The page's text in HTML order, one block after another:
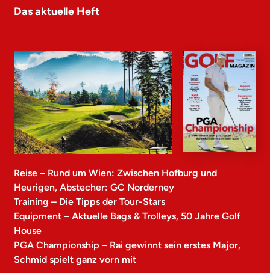
Das aktuelle Heft
Reise – Rund um Wien: Zwischen Hofburg und
Heurigen, Abstecher: GC Norderney
Training – Die Tipps der Tour-Stars
Equipment – Aktuelle Bags & Trolleys, 50 Jahre Golf
House
PGA Championship – Rai gewinnt sein erstes Major,
Schmid spielt ganz vorn mit